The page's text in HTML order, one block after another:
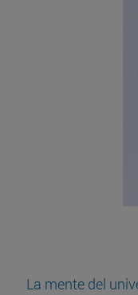
La mente del